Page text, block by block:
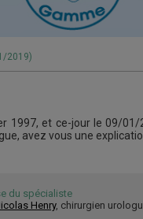
2019)
1997, et ce-jour le 09/
avez vous une
du spécialiste
Henry, chirurgien